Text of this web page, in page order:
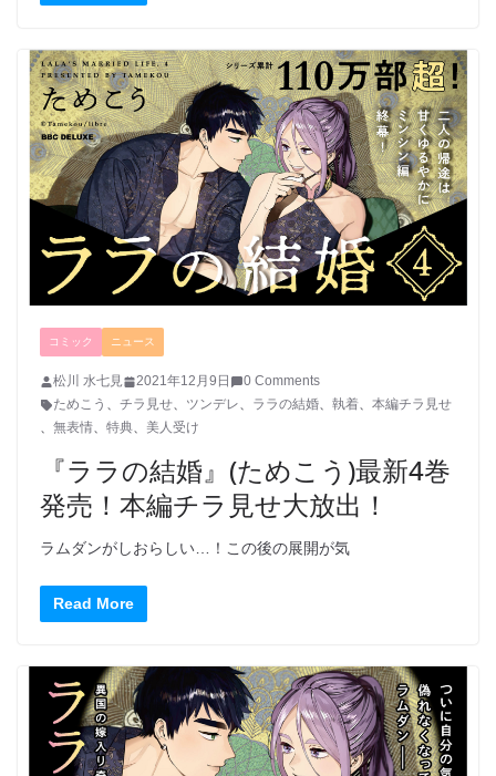
コミック ニュース
松川 水七見 2021年12月9日
0 Comments
ためこう 、 チラ見せ、 ツンデレ、 ララの結婚、 執着、 本編チラ見せ
、 無表情、 特典、 美人受け
『ララの結婚』(ためこう)最新4巻
発売！本編チラ見せ大放出！
ラムダンがしおらしい…！この後の展開が気
Read More